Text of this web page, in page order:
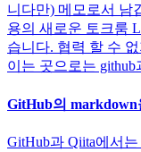
니다만) 메모로서 남
용의 새로운 토크룸
습니다. 협력 할 수
이는 곳으로는
GitHub의
GitHub과 Qiita에서